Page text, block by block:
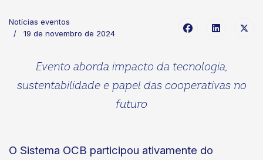
Notícias eventos
19 de novembro de 2024
Evento aborda impacto da tecnologia,
sustentabilidade e papel das cooperativas no
futuro
O Sistema OCB participou ativamente do